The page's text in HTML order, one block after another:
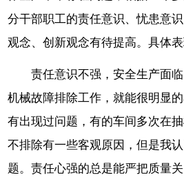
分干部职工的责任意识、忧患意
观念、创新观念有待提高。具体表
责任意识不强，安全生产面
机械故障排除工作，就能很明显
有出现过问题，有的车间多次在
不排除有一些客观原因，但是我
题。责任心强的总是能严把质量